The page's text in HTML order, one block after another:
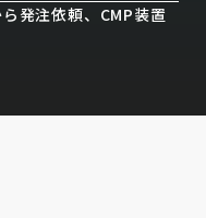
発注依頼、CMP装置